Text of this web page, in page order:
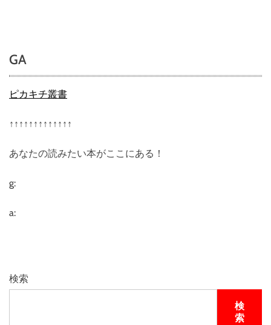
C
GA
ピカキチ叢書
↑↑↑↑↑↑↑↑↑↑↑↑↑
あなたの読みたい本がここにある！
g:
a:
検索
検
索